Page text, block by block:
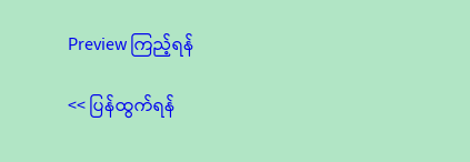
Preview ကြည့်ရန်
<< ပြန်ထွက်ရန်